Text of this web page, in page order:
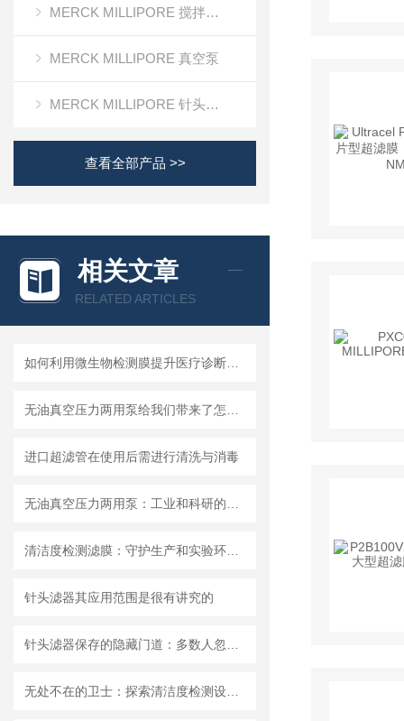
MERCK MILLIPORE 搅拌式超滤装置超滤杯
MERCK MILLIPORE 真空泵
MERCK MILLIPORE 针头滤器针头式滤器
查看全部产品 >>
相关文章
RELATED ARTICLES
进口超滤管在使用后需进行清洗与消毒
针头滤器其应用范围是很有讲究的